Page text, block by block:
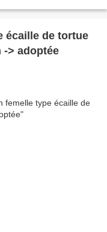
écaille de tortue
-> adoptée